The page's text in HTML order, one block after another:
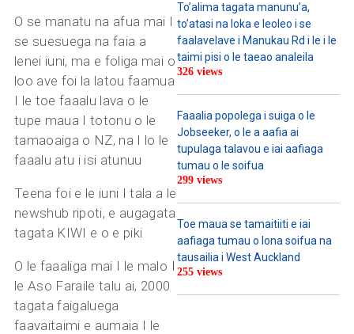
O se manatu na afua mai I
se suesuega na faia a
lenei iuni, ma e foliga mai o
loo ave foi la latou faamua
I le toe faaalu lava o le
tupe maua I totonu o le
tamaoaiga o NZ, na I lo le
faaalu atu i isi atunuu
Teena foi e le iuni I tala a le
newshub ripoti, e augagata
tagata KIWI e o e piki
O le faaaliga mai I le malo I
le Aso Faraile talu ai, 2000
tagata faigaluega
faavaitaimi e aumaia I le
To’alima tagata manunu’a,
to’atasi na loka e leoleo i se
faalavelave i Manukau Rd i le i le
taimi pisi o le taeao analeila
326 views
Faaalia popolega i suiga o le
Jobseeker, o le a aafia ai
tupulaga talavou e iai aafiaga
tumau o le soifua
299 views
Toe maua se tamaitiiti e iai
aafiaga tumau o lona soifua na
tausailia i West Auckland
255 views